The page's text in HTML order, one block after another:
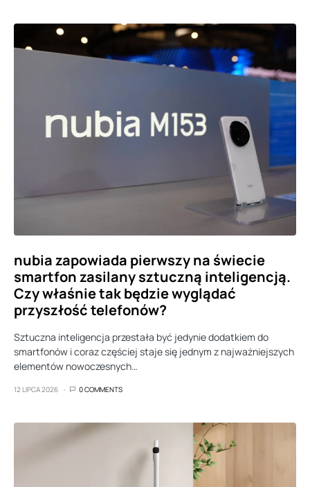
nubia zapowiada pierwszy na świecie
smartfon zasilany sztuczną inteligencją.
Czy właśnie tak będzie wyglądać
przyszłość telefonów?
Sztuczna inteligencja przestała być jedynie dodatkiem do
smartfonów i coraz częściej staje się jednym z najważniejszych
elementów nowoczesnych…
12 LIPCA 2026 0 COMMENTS